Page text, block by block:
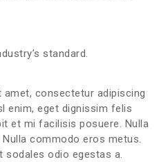
standard.
consectetur adipiscing
enim, eget dignissim felis
et mi facilisis posuere. Nulla
commodo eros metus.
sodales odio egestas a.